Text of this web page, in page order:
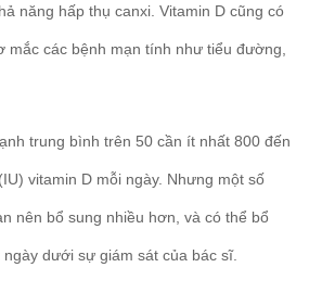
năng hấp thụ canxi. Vitamin D cũng có
mắc các bệnh mạn tính như tiểu đường,
trung bình trên 50 cần ít nhất 800 đến
vitamin D mỗi ngày. Nhưng một số
nên bổ sung nhiều hơn, và có thể bổ
dưới sự giám sát của bác sĩ.